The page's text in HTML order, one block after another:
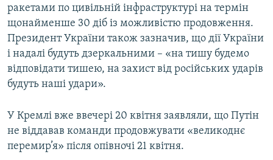
ракетами по цивільній інфраструктурі на термін
щонайменше 30 діб із можливістю продовження.
Президент України також зазначив, що дії України
і надалі будуть дзеркальними – «на тишу будемо
відповідати тишею, на захист від російських ударів
будуть наші удари».
У Кремлі вже ввечері 20 квітня заявляли, що Путін
не віддавав команди продовжувати «великоднє
перемир’я» після опівночі 21 квітня.